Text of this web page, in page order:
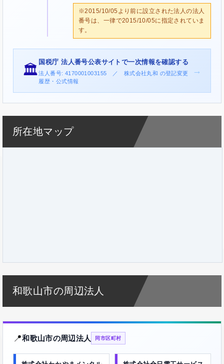
※2015/10/05より前に設立された法人の法人
番号は、一律で2015/10/05に指定されていま
す。
🏛️
国税庁 法人番号公表サイトで一次情報を確認する
法人番号: 4170001003155 ／ 株式会社丸和 の登記変更
履歴・公式情報
→
所在地マップ
和歌山市の周辺法人
📍和歌山市の周辺法人 同市区町村